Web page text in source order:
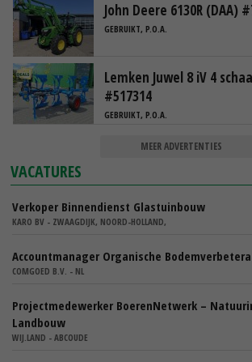
John Deere 6130R (DAA)
GEBRUIKT, P.O.A.
Lemken Juwel 8 iV 4
#517314
GEBRUIKT, P.O.A.
MEER ADVERTENTIES
VACATURES
Verkoper Binnendienst Glastuinbouw
KARO BV - ZWAAGDIJK, NOORD-HOLLAND,
Accountmanager Organische
COMGOED B.V. - NL
Projectmedewerker BoerenNetwerk –
Landbouw
WIJ.LAND - ABCOUDE